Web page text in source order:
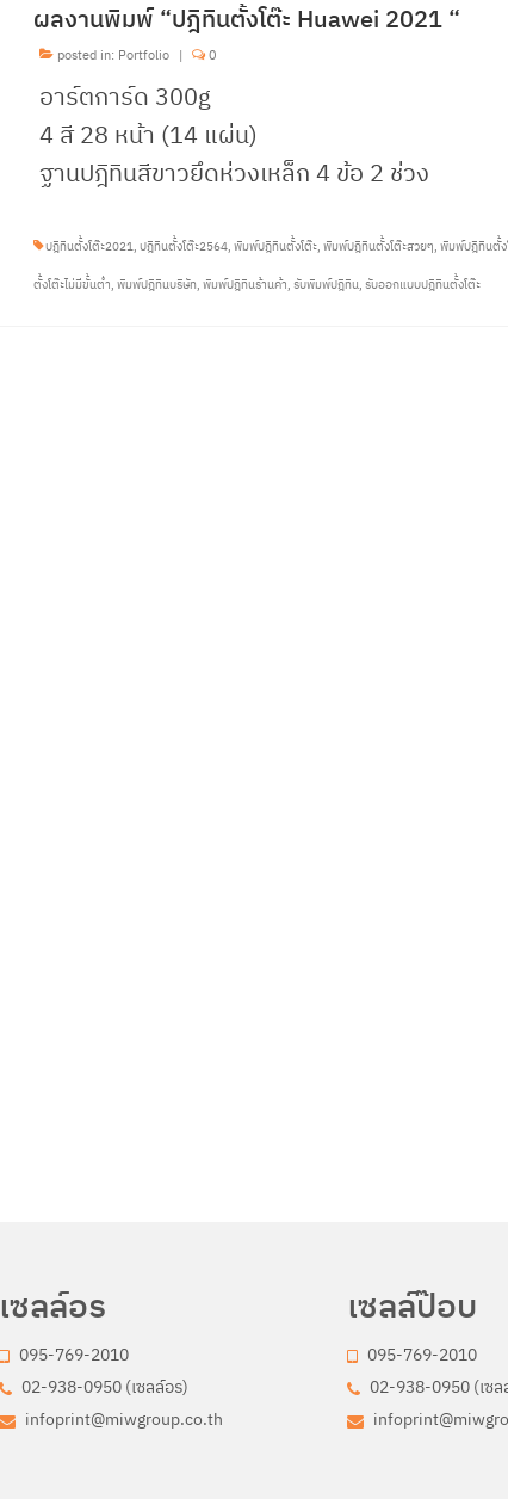
ผลงานพิมพ์ “ปฎิทินตั้งโต๊ะ Huawei 2021 “
posted in: Portfolio | 0
อาร์ตการ์ด 300g
4 สี 28 หน้า (14 แผ่น)
ฐานปฎิทินสีขาวยึดห่วงเหล็ก 4 ข้อ 2 ช่วง
ปฎิทินตั้งโต๊ะ2021 ,ปฎิทินตั้งโต๊ะ2564 ,พิมพ์ปฎิทินตั้งโต๊ะ ,พิมพ์ปฎิทินตั้งโต๊ะสวยๆ ,พิมพ์ปฎิทินตั้ง
ตั้งโต๊ะไม่มีขั้นต่ำ ,พิมพ์ปฎิทินบริษัท ,พิมพ์ปฎิทินร้านค้า ,รับพิมพ์ปฎิทิน ,รับออกแบบปฎิทินตั้งโต๊ะ
เซลล์อร
095-769-2010
02-938-0950 (เซลล์อร)
infoprint@miwgroup.co.th
เซลล์ป๊อบ
095-769-2010
02-938-0950 (เซ